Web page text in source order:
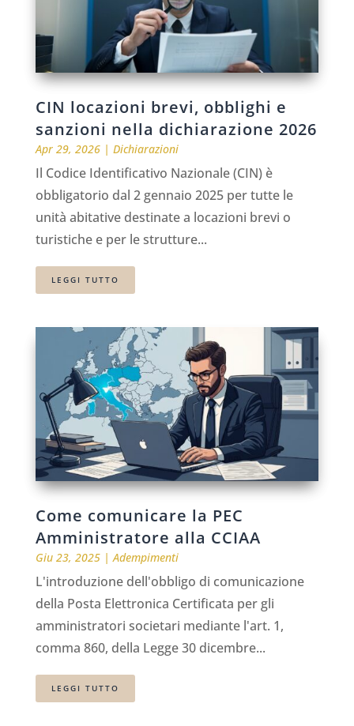
CIN locazioni brevi, obblighi e
sanzioni nella dichiarazione 2026
Apr 29, 2026| Dichiarazioni
Il Codice Identificativo Nazionale (CIN) è
obbligatorio dal 2 gennaio 2025 per tutte le
unità abitative destinate a locazioni brevi o
turistiche e per le strutture...
LEGGI TUTTO
Come comunicare la PEC
Amministratore alla CCIAA
Giu 23, 2025|Adempimenti
L'introduzione dell'obbligo di comunicazione
della Posta Elettronica Certificata per gli
amministratori societari mediante l'art. 1,
comma 860, della Legge 30 dicembre...
LEGGI TUTTO